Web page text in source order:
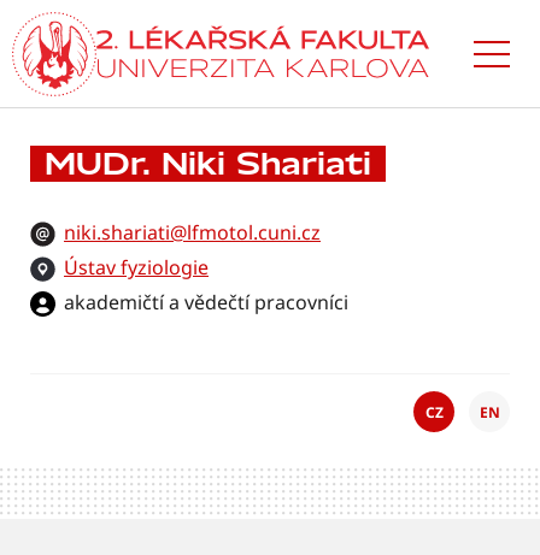
Přejít
k hlavnímu
obsahu
MUDr. Niki Shariati
niki.shariati@lfmotol.cuni.cz
Ústav fyziologie
akademičtí a vědečtí pracovníci
CZ EN